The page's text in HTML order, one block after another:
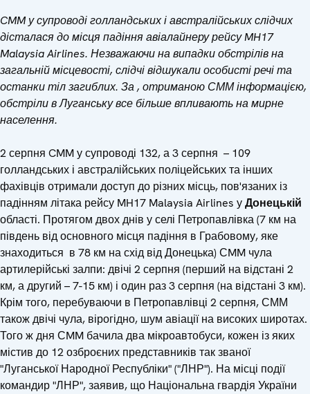
CMM у супроводі голландських і австралійських слідчих
дісталася до місця падіння авіалайнеру рейсу MH17
Malaysia Airlines. Незважаючи на випадки обстрілів на
загальній місцевості, слідчі відшукали особисті речі та
останки тіл загиблих. За , отриманою СММ інформацією,
обстріли в Луганську все більше впливають на мирне
населення.
2 серпня CMM у супроводі 132, а 3 серпня – 109
голландських і австралійських поліцейських та інших
фахівців отримали доступ до різних місць, пов'язаних із
падінням літака рейсу MH17 Malaysia Airlines уДонецькій
області. Протягом двох днів у селі Петропавлівка (7 км на
південь від основного місця падіння в Грабовому, яке
знаходиться в 78 км на схід від Донецька) СMM чула
артилерійські залпи: двічі 2 серпня (перший на відстані 2
км, а другий – 7-15 км) і один раз 3 серпня (на відстані 3 км).
Крім того, перебуваючи в Петропавлівці 2 серпня, СММ
також двічі чула, вірогідно, шум авіації на високих широтах.
Того ж дня СMM бачила два мікроавтобуси, кожен із яких
містив до 12 озброєних представників так званої
"Луганської Народної Республіки" ("ЛНР"). На місці події
командир "ЛНР", заявив, що Національна гвардія України